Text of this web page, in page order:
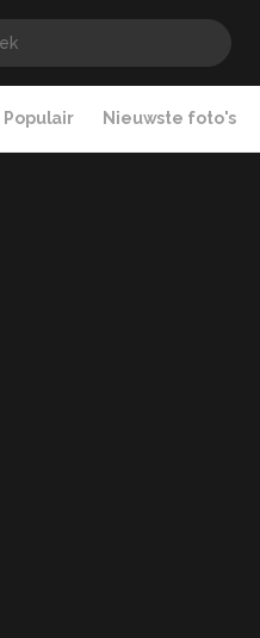
Populair Nieuwste foto's